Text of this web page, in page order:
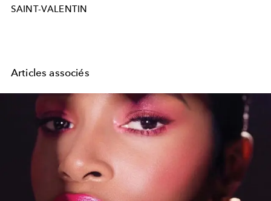
SAINT-VALENTIN
Articles associés